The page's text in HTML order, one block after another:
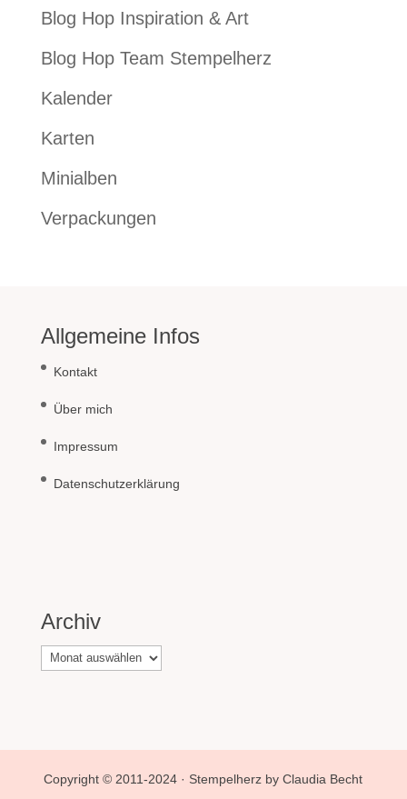
Blog Hop Inspiration & Art
Blog Hop Team Stempelherz
Kalender
Karten
Minialben
Verpackungen
Allgemeine Infos
Kontakt
Über mich
Impressum
Datenschutzerklärung
Archiv
Archiv
Copyright © 2011-2024 · Stempelherz by Claudia Becht